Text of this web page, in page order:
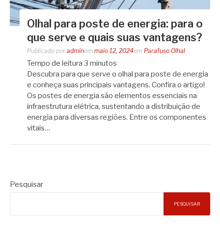
Olhal para poste de energia: para o
que serve e quais suas vantagens?
Publicado por adminem maio 12, 2024em Parafuso Olhal
Tempo de leitura 3 minutos
Descubra para que serve o olhal para poste de energia
e conheça suas principais vantagens. Confira o artigo!
Os postes de energia são elementos essenciais na
infraestrutura elétrica, sustentando a distribuição de
energia para diversas regiões. Entre os componentes
vitais…
Pesquisar
PESQUISAR